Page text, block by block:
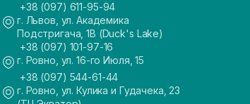
+38 (097) 611-95-94
г. Львов, ул. Академика
Подстригача, 1В (Duck's Lake)
+38 (097) 101-97-16
г. Ровно, ул. 16-го Июля, 15
+38 (097) 544-61-44
г. Ровно, ул. Кулика и Гудачека, 23